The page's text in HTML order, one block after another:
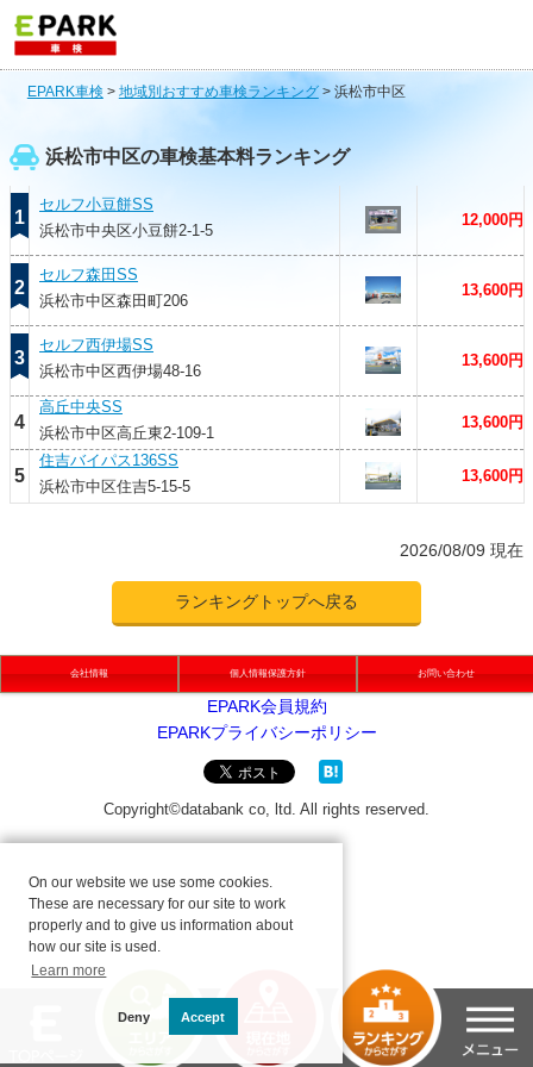
EPARK車検 > 地域別おすすめ車検ランキング> 浜松市中区
浜松市中区の車検基本料ランキング
1
セルフ小豆餅SS
浜松市中央区小豆餅2-1-5
12,000円
2
セルフ森田SS
浜松市中区森田町206
13,600円
3
セルフ西伊場SS
浜松市中区西伊場48-16
13,600円
4
高丘中央SS
浜松市中区高丘東2-109-1
13,600円
5
住吉バイパス136SS
浜松市中区住吉5-15-5
13,600円
2026/08/09 現在
ランキングトップへ戻る
会社情報 個人情報保護方針 お問い合わせ
On our website we use some cookies.
These are necessary for our site to work
properly and to give us information about
how our site is used.
Learn more
Deny Accept